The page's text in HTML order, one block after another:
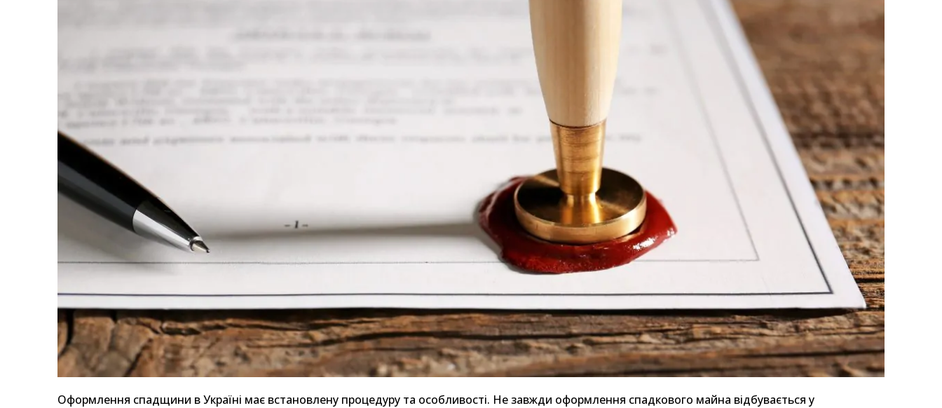
Оформлення спадщини в Україні має встановлену процедуру та особливості. Не завжди оформлення спадкового майна відбувається у